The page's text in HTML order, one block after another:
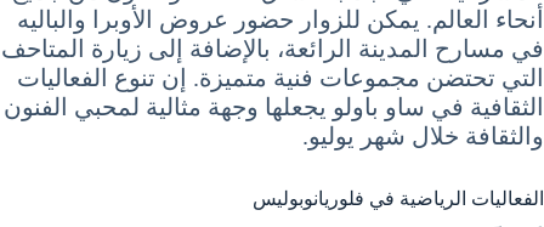
أنحاء العالم. يمكن للزوار حضور عروض الأوبرا والباليه
في مسارح المدينة الرائعة، بالإضافة إلى زيارة المتاحف
التي تحتضن مجموعات فنية متميزة. إن تنوع الفعاليات
الثقافية في ساو باولو يجعلها وجهة مثالية لمحبي الفنون
والثقافة خلال شهر يوليو.
الفعاليات الرياضية في فلوريانوبوليس